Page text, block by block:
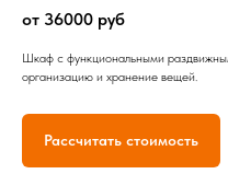
от 36000 руб
Шкаф с функциональными
организацию и хранение вещей.
Рассчитать стоимость